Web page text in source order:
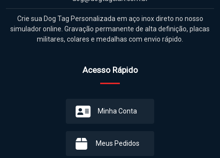
Crie sua Dog Tag Personalizada em aço inox direto no nosso
simulador online. Gravação permanente de alta definição, placas
militares, colares e medalhas com envio rápido.
Acesso Rápido
Minha Conta
Meus Pedidos